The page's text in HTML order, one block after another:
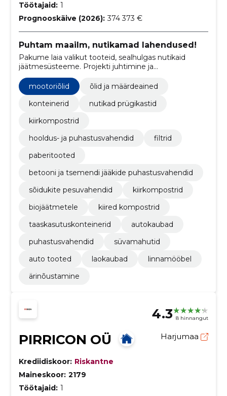
Töötajaid: 1
Prognooskäive (2026): 374 373 €
Puhtam maailm, nutikamad lahendused!
Pakume laia valikut tooteid, sealhulgas nutikaid
jäätmesüsteeme. Projekti juhtimine ja
merendusalased konsultatsioonid.
mootoriõlid
õlid ja määrdeained
konteinerid
nutikad prügikastid
kiirkompostrid
hooldus- ja puhastusvahendid
filtrid
paberitooted
betooni ja tsemendi jääkide puhastusvahendid
sõidukite pesuvahendid
kiirkompostrid
biojäätmetele
kiired kompostrid
taaskasutuskonteinerid
autokaubad
puhastusvahendid
süvamahutid
auto tooted
laokaubad
linnamööbel
ärinõustamine
4.3 8 hinnangut
PIRRICON OÜ Harjumaa
Krediidiskoor: Riskantne
Maineskoor: 2179
Töötajaid: 1